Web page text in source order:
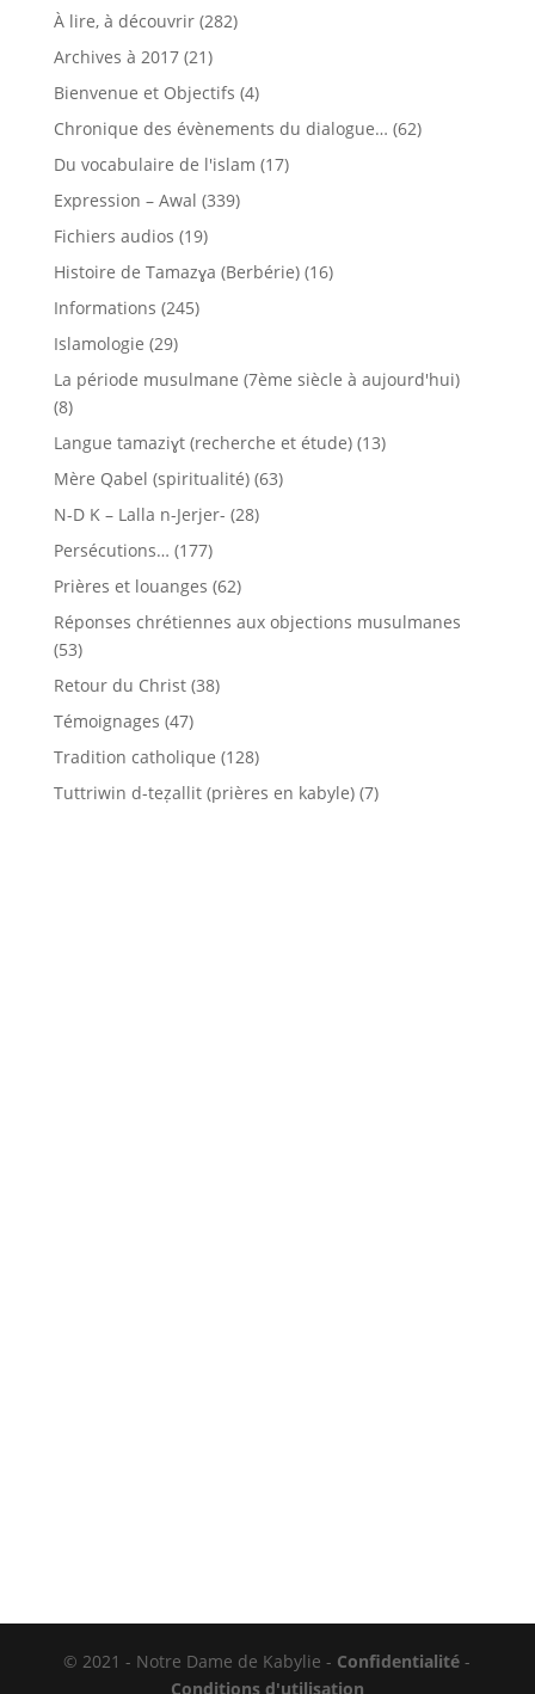
À lire, à découvrir(282)
Archives à 2017(21)
Bienvenue et Objectifs (4)
Chronique des évènements du dialogue… (62)
Du vocabulaire de l'islam (17)
Expression – Awal (339)
Fichiers audios (19)
Histoire de Tamazɣa (Berbérie)(16)
Informations (245)
Islamologie (29)
La période musulmane (7ème siècle à aujourd'hui)
(8)
Langue tamaziɣt (recherche et étude)(13)
Mère Qabel (spiritualité)(63)
N-D K – Lalla n-Jerjer- (28)
Persécutions… (177)
Prières et louanges (62)
Réponses chrétiennes aux objections musulmanes
(53)
Retour du Christ(38)
Témoignages (47)
Tradition catholique (128)
Tuttriwin d-teẓallit (prières en kabyle)(7)
© 2021 - Notre Dame de Kabylie - Confidentialité -
Conditions d'utilisation